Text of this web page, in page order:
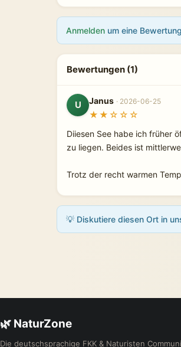
Anmelden um eine
Bewertungen (1)
U Janus · 2026-06-25
★★☆☆☆
Diiesen See habe ich früher
zu liegen. Beides ist
Trotz der recht warmen
💡 Diskutiere diesen Ort in
🌿 NaturZone
Die deutschsprachige FKK & Naturisten